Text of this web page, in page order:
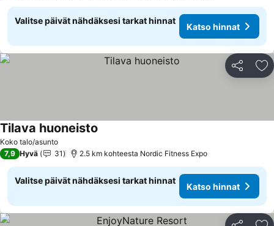
Valitse päivät nähdäksesi tarkat hinnat
Katso hinnat
Jaa
Koko talo/asunto
Tilava huoneisto
7,9 Hyvä 31 2.5 km kohteesta Nordic Fitness Expo
Valitse päivät nähdäksesi tarkat hinnat
Katso hinnat